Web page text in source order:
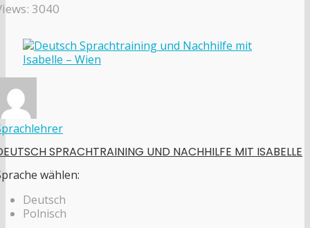
3040
SPRACHTRAINING UND NACHHILFE MIT ISABELLE
wählen:
Deutsch
Polnisch